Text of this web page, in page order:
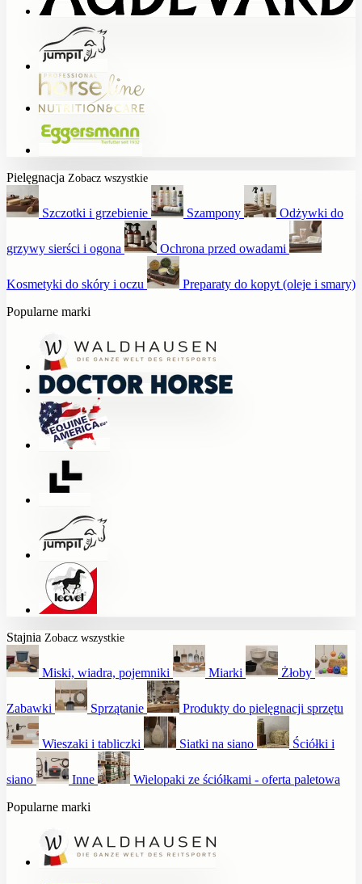
Pielęgnacja Zobacz wszystkie
Szczotki i grzebienie Szampony Odżywki do
grzywy sierści i ogona Ochrona przed owadami
Kosmetyki do skóry i oczu
Preparaty do kopyt (oleje i smary)
Popularne marki
Stajnia Zobacz wszystkie
Miski, wiadra, pojemniki Miarki Żłoby
Zabawki Sprzątanie Produkty do pielęgnacji sprzętu
Wieszaki i tabliczki Siatki na siano Ściółki i
siano Inne
Wielopaki ze ściółkami - oferta paletowa
Popularne marki